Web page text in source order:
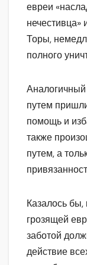
евреи
Торы,
полного
Аналогичный
путем
помощь и
также
путем, а
Казалось
грозящей
заботой
действие